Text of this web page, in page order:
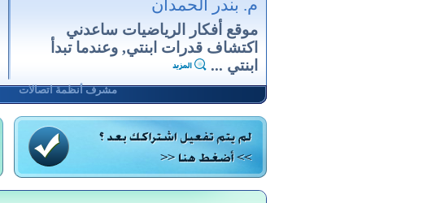
م. بندر الحمدان
موقع أفكار الرياضيات ساعدني
اكتشاف قدرات ابنتي, وعندما تبدأ
ابنتي ...
مشرف أنظمة اتصالات